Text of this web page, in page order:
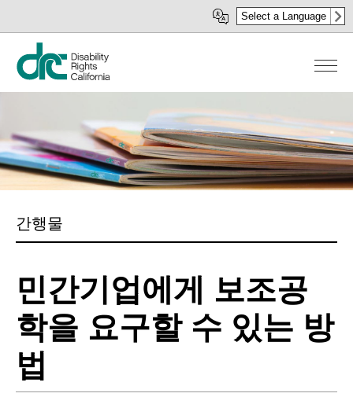
요
츠
너
뛰
기
Select a Language
간행물
민간기업에게 보조공
학을 요구할 수 있는 방
법